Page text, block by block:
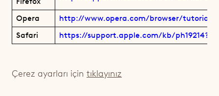
Opera
http://www.opera.com/browser/
Safari
https://support.apple.com/kb/
Çerez ayarları için tıklayınız